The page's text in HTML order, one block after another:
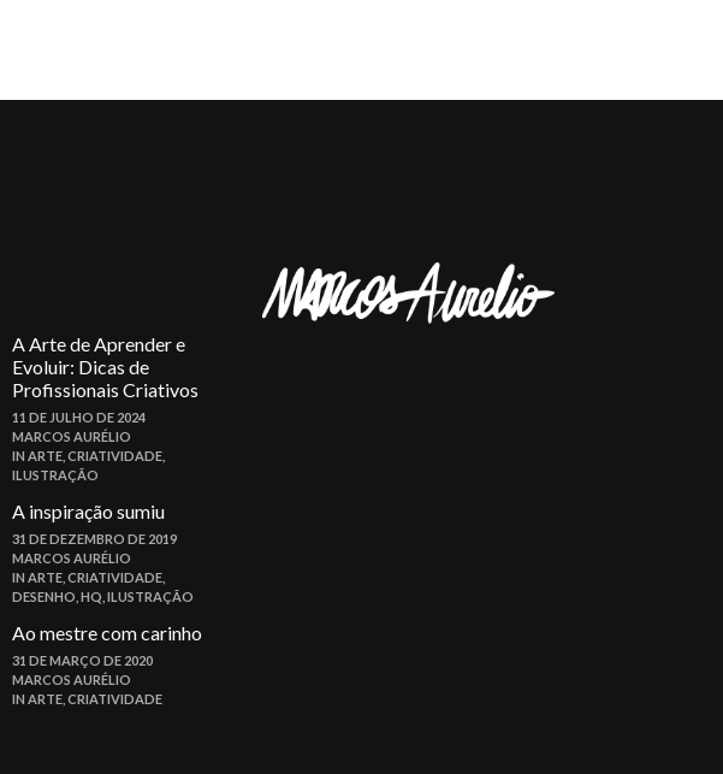
A Arte de Aprender e
Evoluir: Dicas de
Profissionais Criativos
11 DE JULHO DE 2024
MARCOS AURÉLIO
IN ARTE CRIATIVIDADE
ILUSTRAÇÃO
A inspiração sumiu
31 DE DEZEMBRO DE 2019
MARCOS AURÉLIO
IN ARTE CRIATIVIDADE
DESENHO HQ ILUSTRAÇÃO
Ao mestre com carinho
31 DE MARÇO DE 2020
MARCOS AURÉLIO
IN ARTE CRIATIVIDADE